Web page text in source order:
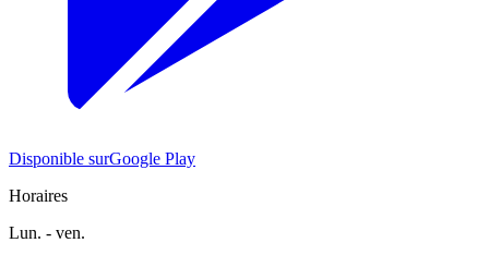
Disponible surGoogle Play
Horaires
Lun. - ven.